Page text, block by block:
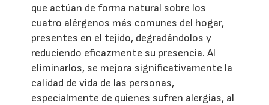
que actúan de forma natural sobre los
cuatro alérgenos más comunes del hogar,
presentes en el tejido, degradándolos y
reduciendo eficazmente su presencia. Al
eliminarlos, se mejora significativamente la
calidad de vida de las personas,
especialmente de quienes sufren alergias, al